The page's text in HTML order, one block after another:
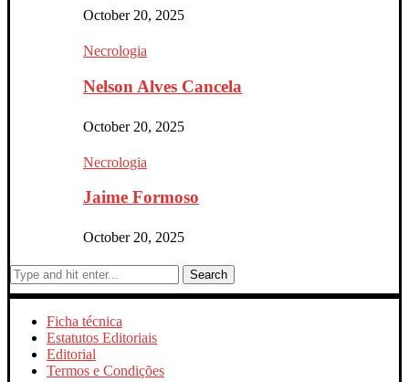
October 20, 2025
Necrologia
Nelson Alves Cancela
October 20, 2025
Necrologia
Jaime Formoso
October 20, 2025
Search
Ficha técnica
Estatutos Editoriais
Editorial
Termos e Condições